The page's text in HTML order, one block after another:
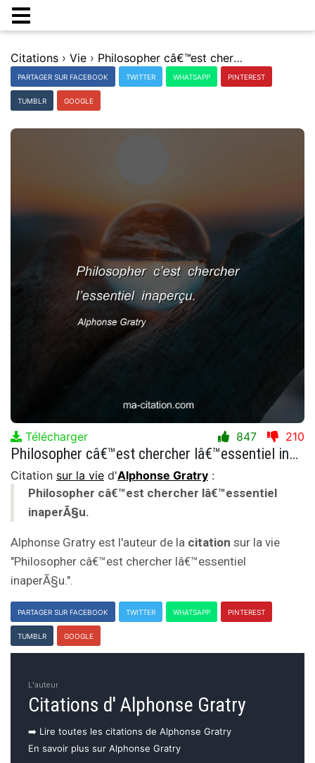
Citations › Vie › Philosopher câ€™est chercher lâ€™essentiel inaperÃ§u.
PARTAGER SUR FACEBOOK TWITTER WHATSAPP PINTEREST
TUMBLR GOOGLE
Télécharger 847 210
Philosopher câ€™est chercher lâ€™essentiel inaperÃ§u.
Citation sur la vie d'Alphonse Gratry :
Philosopher câ€™est chercher lâ€™essentiel
inaperÃ§u.
Alphonse Gratry est l'auteur de la citation sur la vie
"Philosopher câ€™est chercher lâ€™essentiel
inaperÃ§u.".
PARTAGER SUR FACEBOOK TWITTER WHATSAPP PINTEREST
TUMBLR GOOGLE
L'auteur
Citations d' Alphonse Gratry
➡️ Lire toutes les citations de Alphonse Gratry
En savoir plus sur Alphonse Gratry